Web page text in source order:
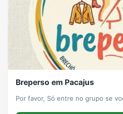
Breperso em Pacajus
Por favor, Só entre no grupo se